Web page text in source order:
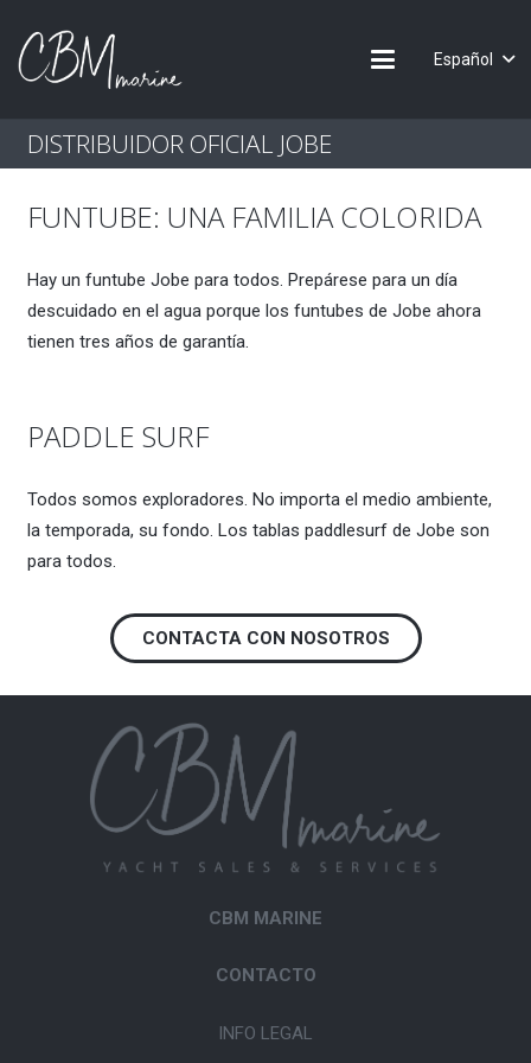
Español
DISTRIBUIDOR OFICIAL JOBE
FUNTUBE: UNA FAMILIA COLORIDA
Hay un funtube Jobe para todos. Prepárese para un día
descuidado en el agua porque los funtubes de Jobe ahora
tienen tres años de garantía.
PADDLE SURF
Todos somos exploradores. No importa el medio ambiente,
la temporada, su fondo. Los tablas paddlesurf de Jobe son
para todos.
CONTACTA CON NOSOTROS
CBM MARINE
CONTACTO
INFO LEGAL